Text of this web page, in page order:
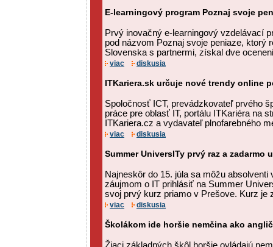
E-learningový program Poznaj svoje
Prvý inovačný e-learningový vzdelávací
pod názvom Poznaj svoje peniaze, ktorý
Slovenska s partnermi, získal dve
viac diskusia
ITKariera.sk určuje nové trendy online
Spoločnosť ICT, prevádzkovateľ prvého
práce pre oblasť IT, portálu ITKariéra na
ITKariera.cz a vydavateľ plnofarebného
viac diskusia
Summer UniversITy prvý raz a zadarmo
Najneskôr do 15. júla sa môžu
záujmom o IT prihlásiť na Summer
svoj prvý kurz priamo v Prešove. Kurz je
viac diskusia
Školákom ide horšie nemčina ako